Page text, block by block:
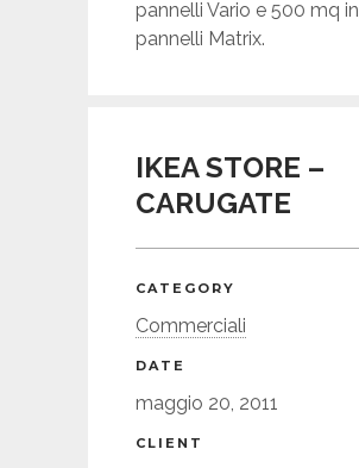
pannelli Vario e 500 mq in
pannelli Matrix.
IKEA STORE –
CARUGATE
CATEGORY
Commerciali
DATE
maggio 20, 2011
CLIENT